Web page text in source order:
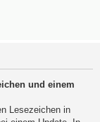
und einem
Lesezeichen in